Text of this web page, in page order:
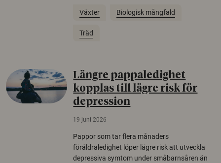
Växter Biologisk mångfald
Träd
Längre pappaledighet
kopplas till lägre risk för
depression
19 juni 2026
Pappor som tar flera månaders
föräldraledighet löper lägre risk att utveckla
depressiva symtom under småbarnsåren än